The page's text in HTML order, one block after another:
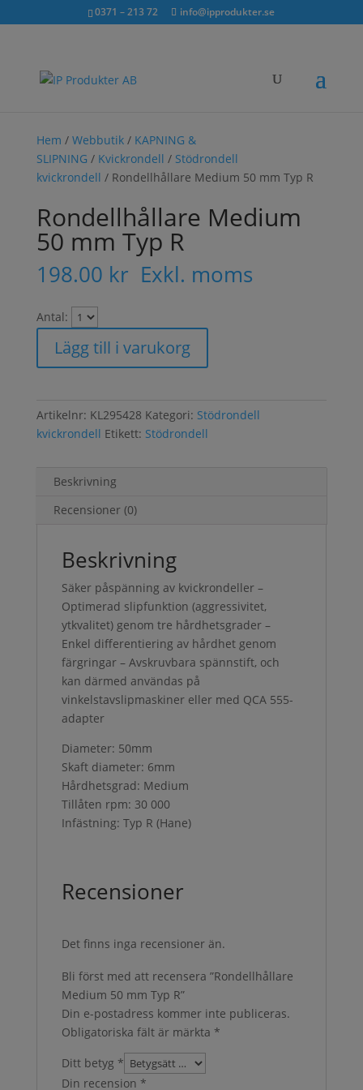
inkl. moms0371 – 213 72 info@ipprodukter.se
Sök...
×
Hem / Webbutik/ KAPNING &
SLIPNING / Kvickrondell / Stödrondell
kvickrondell / Rondellhållare Medium 50 mm Typ R
Rondellhållare Medium
50 mm Typ R
198.00 kr Exkl. moms
Antal:
Lägg till i varukorg
Artikelnr: KL295428 Kategori: Stödrondell
kvickrondell Etikett: Stödrondell
Beskrivning
Recensioner (0)
Beskrivning
Säker påspänning av kvickrondeller –
Optimerad slipfunktion (aggressivitet,
ytkvalitet) genom tre hårdhetsgrader –
Enkel differentiering av hårdhet genom
färgringar – Avskruvbara spännstift, och
kan därmed användas på
vinkelstavslipmaskiner eller med QCA 555-
adapter
Diameter: 50mm
Skaft diameter: 6mm
Hårdhetsgrad: Medium
Tillåten rpm: 30 000
Infästning: Typ R (Hane)
Recensioner
Det finns inga recensioner än.
Bli först med att recensera ”Rondellhållare
Medium 50 mm Typ R”
Din e-postadress kommer inte publiceras.
Obligatoriska fält är märkta *
Ditt betyg *
Din recension *